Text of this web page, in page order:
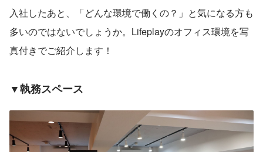
入社したあと、「どんな環境で働くの？」と気になる方も
多いのではないでしょうか。Lifeplayのオフィス環境を写
真付きでご紹介します！
▼執務スペース